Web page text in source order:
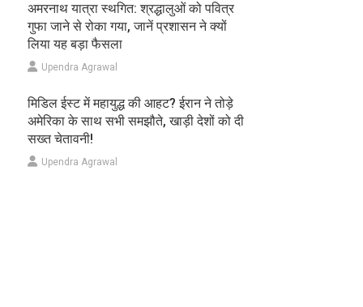
अमरनाथ यात्रा स्थगित: श्रद्धालुओं को पवित्र
गुफा जाने से रोका गया, जानें प्रशासन ने क्यों
लिया यह बड़ा फैसला
Upendra Agrawal
मिडिल ईस्ट में महायुद्ध की आहट? ईरान ने तोड़े
अमेरिका के साथ सभी समझौते, खाड़ी देशों को दी
सख्त चेतावनी!
Upendra Agrawal